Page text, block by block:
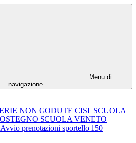
Menu di
navigazione
NON GODUTE CISL SCUOLA
SCUOLA VENETO
prenotazioni sportello 150